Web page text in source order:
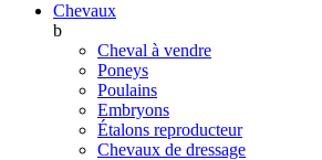
Chevaux
b
Cheval à vendre
Poneys
Poulains
Embryons
Étalons reproducteur
Chevaux de dressage